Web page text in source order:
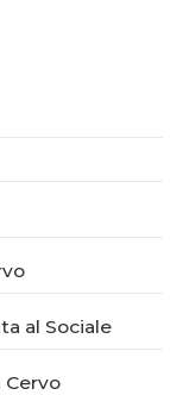
al Sociale
Cervo